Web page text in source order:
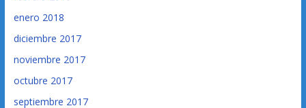
enero 2018
diciembre 2017
noviembre 2017
octubre 2017
septiembre 2017